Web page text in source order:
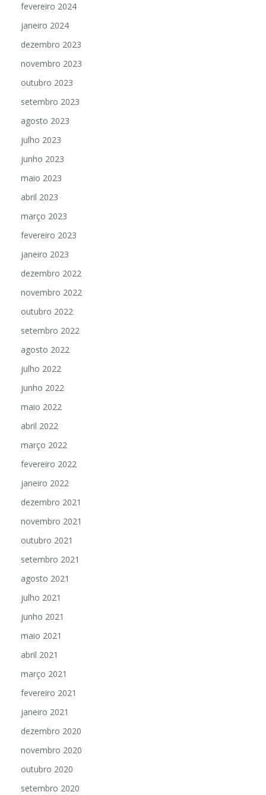
fevereiro 2024
janeiro 2024
dezembro 2023
novembro 2023
outubro 2023
setembro 2023
agosto 2023
julho 2023
junho 2023
maio 2023
abril 2023
março 2023
fevereiro 2023
janeiro 2023
dezembro 2022
novembro 2022
outubro 2022
setembro 2022
agosto 2022
julho 2022
junho 2022
maio 2022
abril 2022
março 2022
fevereiro 2022
janeiro 2022
dezembro 2021
novembro 2021
outubro 2021
setembro 2021
agosto 2021
julho 2021
junho 2021
maio 2021
abril 2021
março 2021
fevereiro 2021
janeiro 2021
dezembro 2020
novembro 2020
outubro 2020
setembro 2020